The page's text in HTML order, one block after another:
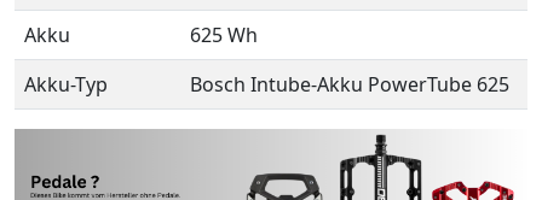
Akku
625 Wh
Akku-Typ
Bosch Intube-Akku PowerTube 625